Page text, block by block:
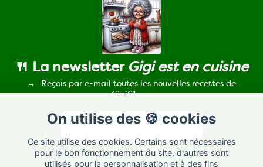
On utilise des 🍪 cookies
Ce site utilise des cookies. Certains sont nécessaires
pour le bon fonctionnement du site, d'autres sont
utilisés pour la personnalisation et à des fins
🍴 La newsletter Gigi est en cuisine
Reçois par e-mail toutes les nouvelles recettes de
Gigi61.